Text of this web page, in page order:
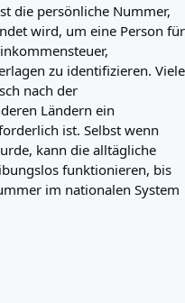
die persönliche Nummer,
wird, um eine Person für
zu identifizieren. Viele
nach der
Ländern ein
ist. Selbst wenn
kann die alltägliche
funktionieren, bis
im nationalen System